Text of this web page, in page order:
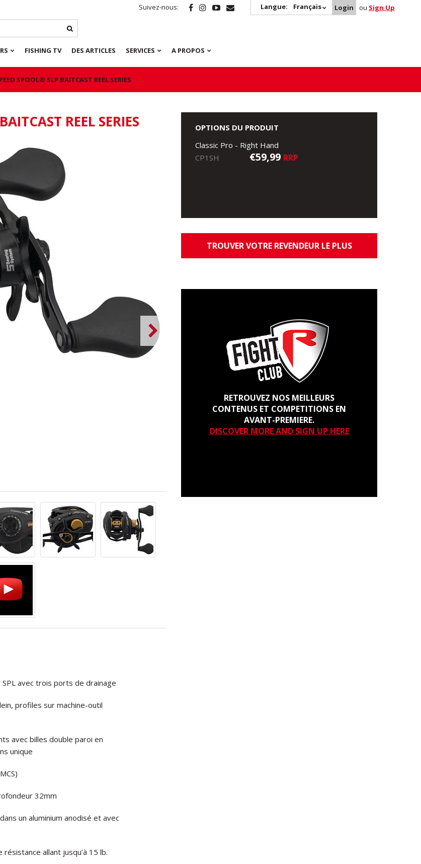
Suivez-nous: Langue: Français Login ou Sign Up
FISHING TV DES ARTICLES SERVICES A PROPOS
SPOOL® SLP BAITCAST REEL SERIES
REEL SERIES
avec trois ports de drainage
profiles sur machine-outil
avec billes double paroi en
unique
32mm
un aluminium anodisé et avec
allant jusqu’à 15 lb.
OPTIONS DU PRODUIT
Classic Pro - Right Hand
CP1SH
€59,99 RRP
TROUVER VOTRE REVENDEUR LE PLUS
RETROUVEZ NOS MEILLEURS
CONTENUS ET COMPETITIONS EN
AVANT-PREMIERE.
DISCOVER MORE AND SIGN UP HERE